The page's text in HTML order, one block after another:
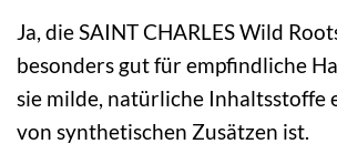
Ja, die SAINT CHARLES Wild
besonders gut für empfindliche
sie milde, natürliche Inhaltsstoffe
von synthetischen Zusätzen ist.